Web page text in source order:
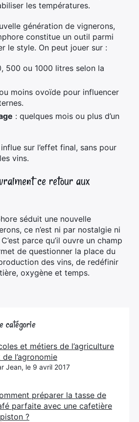
les températures.
génération de vignerons,
constitue un outil parmi
le style. On peut jouer sur :
500 ou 1000 litres selon la
moins ovoïde pour influencer
: quelques mois ou plus d’un
sur l’effet final, sans pour
vins.
ce retour aux
séduit une nouvelle
ce n’est ni par nostalgie ni
parce qu’il ouvre un champ
de questionner la place du
des vins, de redéfinir
oxygène et temps.
catégorie
et métiers de l’agriculture
de l’agronomie
Jean, le 9 avril 2017
préparer la tasse de
parfaite avec une cafetière
?